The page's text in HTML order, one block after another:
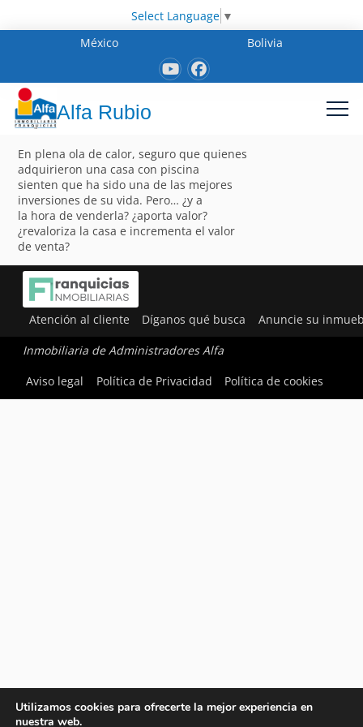
Select Language ▼
México
Bolivia
Alfa Rubio
En plena ola de calor, seguro que quienes
adquirieron una casa con piscina
sienten que ha sido una de las mejores
inversiones de su vida. Pero… ¿y a
la hora de venderla? ¿aporta valor?
¿revaloriza la casa e incrementa el valor
de venta?
Atención al cliente Díganos qué busca Anuncie su
Inmobiliaria de Administradores Alfa
Aviso legal
Política de Privacidad Política de cookies
Utilizamos cookies para ofrecerte la mejor experiencia en
nuestra web.